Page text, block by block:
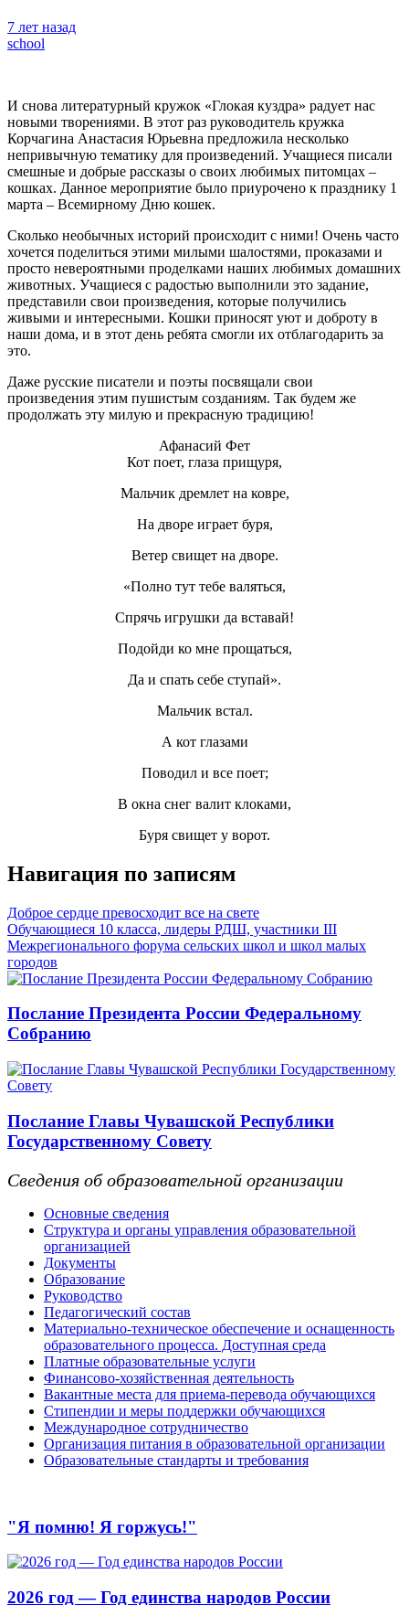
7 лет назад
school
И снова литературный кружок «Глокая куздра» радует нас
новыми творениями. В этот раз руководитель кружка
Корчагина Анастасия Юрьевна предложила несколько
непривычную тематику для произведений. Учащиеся писали
смешные и добрые рассказы о своих любимых питомцах –
кошках. Данное мероприятие было приурочено к празднику 1
марта – Всемирному Дню кошек.
Сколько необычных историй происходит с ними! Очень часто
хочется поделиться этими милыми шалостями, проказами и
просто невероятными проделками наших любимых домашних
животных. Учащиеся с радостью выполнили это задание,
представили свои произведения, которые получились
живыми и интересными. Кошки приносят уют и доброту в
наши дома, и в этот день ребята смогли их отблагодарить за
это.
Даже русские писатели и поэты посвящали свои
произведения этим пушистым созданиям. Так будем же
продолжать эту милую и прекрасную традицию!
Афанасий Фет
Кот поет, глаза прищуря,
Мальчик дремлет на ковре,
На дворе играет буря,
Ветер свищет на дворе.
«Полно тут тебе валяться,
Спрячь игрушки да вставай!
Подойди ко мне прощаться,
Да и спать себе ступай».
Мальчик встал.
А кот глазами
Поводил и все поет;
В окна снег валит клоками,
Буря свищет у ворот.
Навигация по записям
Доброе сердце превосходит все на свете
Обучающиеся 10 класса, лидеры РДШ, участники III
Межрегионального форума сельских школ и школ малых
городов
Послание Президента России Федеральному
Собранию
Послание Главы Чувашской Республики
Государственному Совету
Сведения об образовательной организации
Основные сведения
Структура и органы управления образовательной
организацией
Документы
Образование
Руководство
Педагогический состав
Материально-техническое обеспечение и оснащенность
образовательного процесса. Доступная среда
Платные образовательные услуги
Финансово-хозяйственная деятельность
Вакантные места для приема-перевода обучающихся
Стипендии и меры поддержки обучающихся
Международное сотрудничество
Организация питания в образовательной организации
Образовательные стандарты и требования
"Я помню! Я горжусь!"
2026 год — Год единства народов России